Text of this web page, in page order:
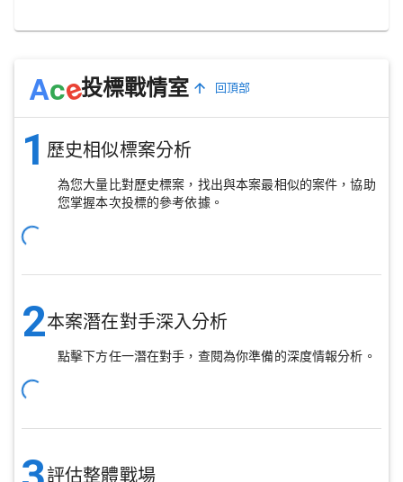
Ace投標戰情室 回頂部
1 歷史相似標案分析
為您大量比對歷史標案，找出與本案最相似的案件，協助
您掌握本次投標的參考依據。
2本案潛在對手深入分析
點擊下方任一潛在對手，查閱為你準備的深度情報分析。
評估整體戰場